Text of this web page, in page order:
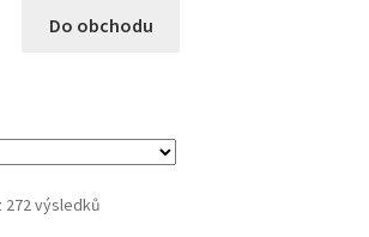
Do obchodu
272 výsledků